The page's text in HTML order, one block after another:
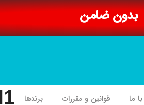
بدون ضامن
ما قوانین و مقررات برندها